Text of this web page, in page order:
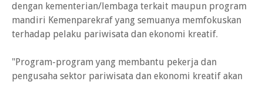
dengan kementerian/lembaga terkait maupun program
mandiri Kemenparekraf yang semuanya memfokuskan
terhadap pelaku pariwisata dan ekonomi kreatif.
"Program-program yang membantu pekerja dan
pengusaha sektor pariwisata dan ekonomi kreatif akan